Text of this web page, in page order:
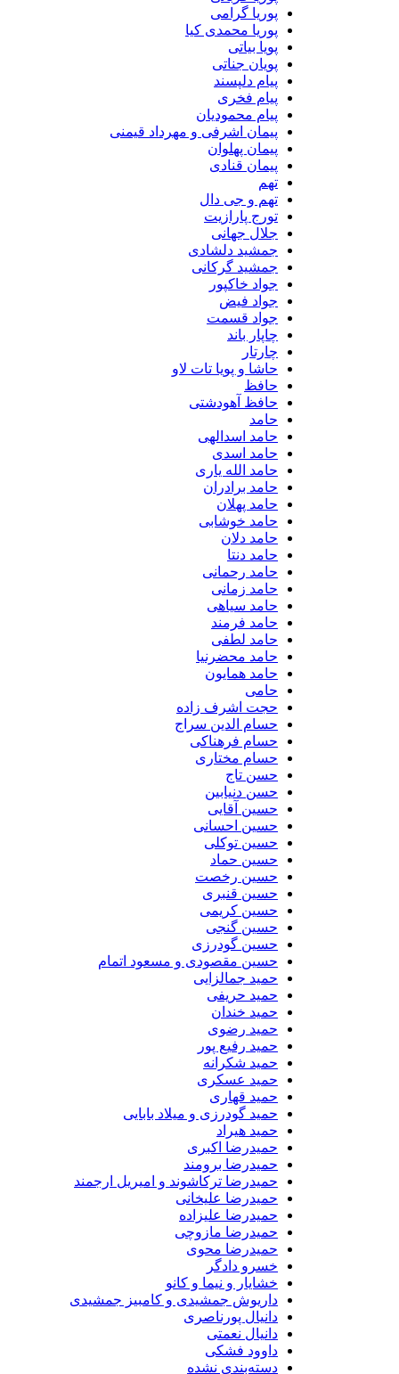
پوریا گرامی
پوریا محمدی کیا
پویا بیاتی
پویان جناتی
پیام دلپسند
پیام فخری
پیام محمودیان
پیمان اشرفی و مهرداد قیمنی
پیمان پهلوان
پیمان قنادی
تهم و جی دال
تورج پارازیت
جلال جهانی
جمشید دلشادی
جمشید گرکانی
جواد خاکپور
جواد فیض
جواد قسمت
چاپار باند
چارتار
حاشا و پویا تات لاو
حافظ
حافظ آهودشتی
حامد
حامد اسدالهی
حامد اسدی
حامد الله یاری
حامد برادران
حامد پهلان
حامد خوشابی
حامد دلان
حامد دنتا
حامد رحمانی
حامد زمانی
حامد سیاهی
حامد فرمند
حامد لطفی
حامد محضرنیا
حامد همایون
حامی
حجت اشرف زاده
حسام الدین سراج
حسام فرهناکی
حسام مختاری
حسن تاج
حسن دنیابین
حسین آقایی
حسین احسانی
حسین توکلی
حسین حماد
حسین رخصت
حسین قنبری
حسین کریمی
حسین گنجی
حسین گودرزی
حسین مقصودی و مسعود اتمام
حمید جمالزایی
حمید حریفی
حمید خندان
حمید رضوی
حمید رفیع پور
حمید شکرانه
حمید عسکری
حمید قهاری
حمید گودرزی و میلاد بابایی
حمید هیراد
حمیدرضا اکبری
حمیدرضا برومند
حمیدرضا ترکاشوند و امیریل ارجمند
حمیدرضا علیخانی
حمیدرضا علیزاده
حمیدرضا مازوچی
حمیدرضا محوی
خسرو دادگر
خشایار و نیما و کانو
داریوش جمشیدی و کامبیز جمشیدی
دانیال پورناصری
دانیال نعمتی
داوود فشکی
دسته‌بندی نشده